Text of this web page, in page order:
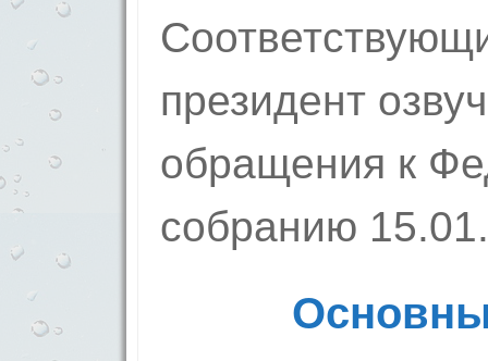
президент
обращения к
собранию